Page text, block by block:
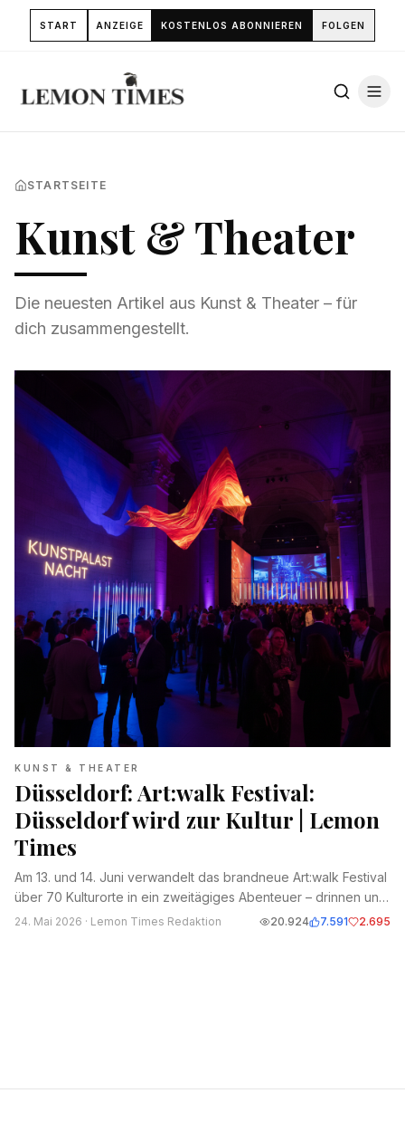
START ANZEIGE KOSTENLOS ABONNIEREN FOLGEN
STARTSEITE
Kunst & Theater
Die neuesten Artikel aus Kunst & Theater – für
dich zusammengestellt.
KUNST & THEATER
Düsseldorf: Art:walk Festival:
Düsseldorf wird zur Kultur | Lemon
Times
Am 13. und 14. Juni verwandelt das brandneue Art:walk Festival
über 70 Kulturorte in ein zweitägiges Abenteuer – drinnen und
draußen.
24. Mai 2026 · Lemon Times Redaktion 20.924 7.591 2.695